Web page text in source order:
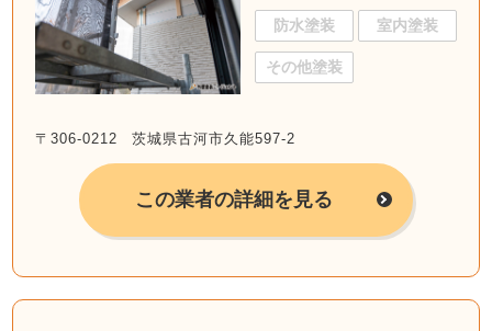
防水塗装 室内塗装
その他塗装
〒306-0212 茨城県古河市久能597-2
この業者の詳細を見る